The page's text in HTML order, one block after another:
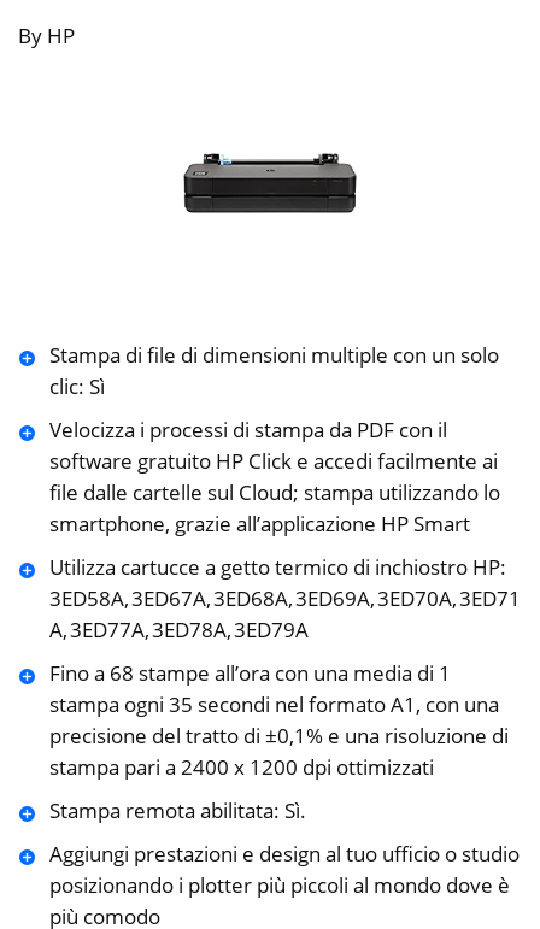
By HP
Stampa di file di dimensioni multiple con un solo
clic: Sì
Velocizza i processi di stampa da PDF con il
software gratuito HP Click e accedi facilmente ai
file dalle cartelle sul Cloud; stampa utilizzando lo
smartphone, grazie all’applicazione HP Smart
Utilizza cartucce a getto termico di inchiostro HP:
3ED58A, 3ED67A, 3ED68A, 3ED69A, 3ED70A, 3ED71
A, 3ED77A, 3ED78A, 3ED79A
Fino a 68 stampe all’ora con una media di 1
stampa ogni 35 secondi nel formato A1, con una
precisione del tratto di ±0,1% e una risoluzione di
stampa pari a 2400 x 1200 dpi ottimizzati
Stampa remota abilitata: Sì.
Aggiungi prestazioni e design al tuo ufficio o studio
posizionando i plotter più piccoli al mondo dove è
più comodo